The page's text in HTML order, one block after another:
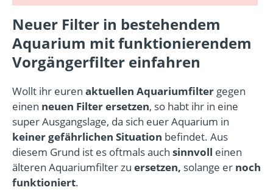
Neuer Filter in bestehendem
Aquarium mit funktionierendem
Vorgängerfilter einfahren
Wollt ihr euren aktuellen Aquariumfilter gegen
einen neuen Filter ersetzen, so habt ihr in eine
super Ausgangslage, da sich euer Aquarium in
keiner gefährlichen Situation befindet. Aus
diesem Grund ist es oftmals auch sinnvoll einen
älteren Aquariumfilter zu ersetzen, solange er noch
funktioniert.